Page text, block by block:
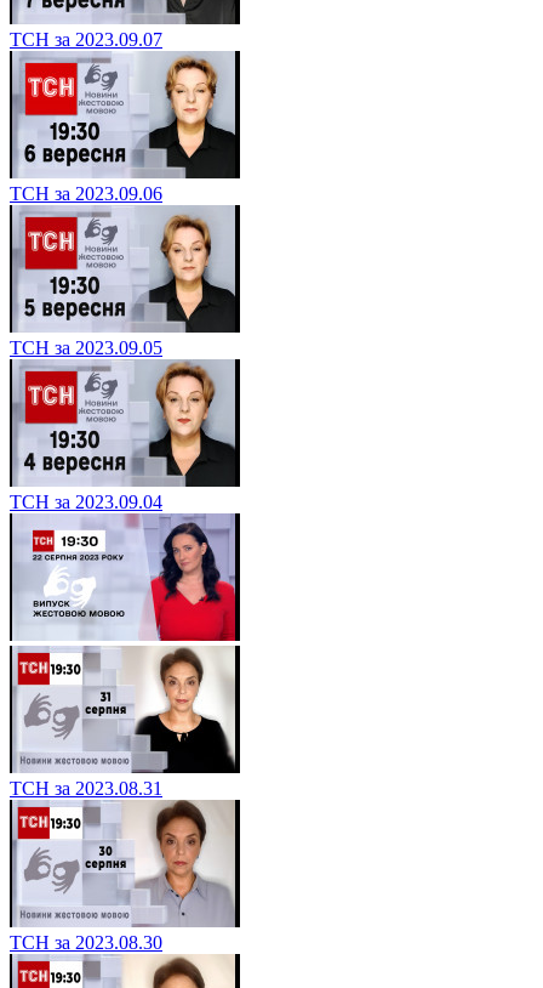
ТСН за 2023.09.07
ТСН за 2023.09.06
ТСН за 2023.09.05
ТСН за 2023.09.04
ТСН за 2023.08.31
ТСН за 2023.08.30